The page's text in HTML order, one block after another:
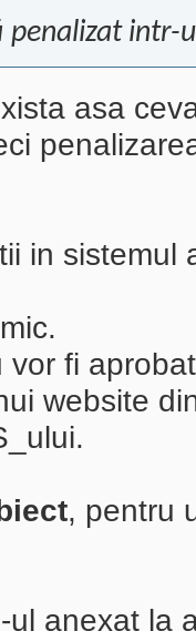
penalizat intr-
asa
in sistemul
vor fi
website
, pentru
anexat la